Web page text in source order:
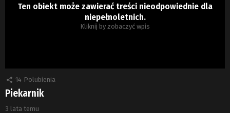
Ten obiekt może zawierać treści nieodpowiednie dla
niepełnoletnich.
Kliknij by zobaczyć wpis
14 Polubienia
Piekarnik
3 lata temu